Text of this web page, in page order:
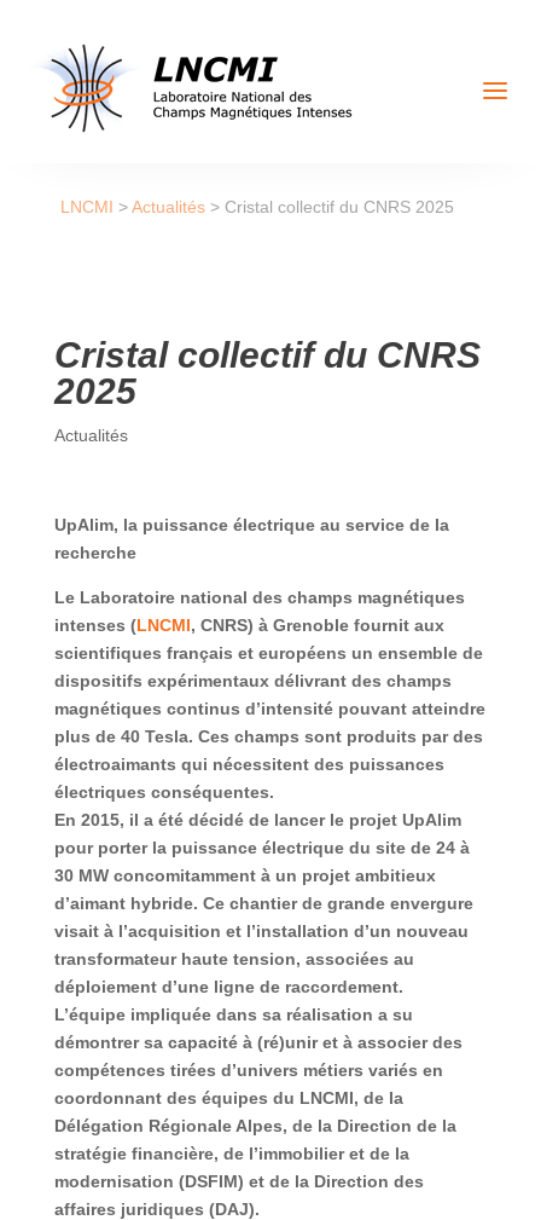
a
LNCMI >Actualités> Cristal collectif du CNRS 2025
Cristal collectif du CNRS
2025
Actualités
UpAlim, la puissance électrique au service de la
recherche
Le Laboratoire national des champs magnétiques
intenses (LNCMI, CNRS) à Grenoble fournit aux
scientifiques français et européens un ensemble de
dispositifs expérimentaux délivrant des champs
magnétiques continus d’intensité pouvant atteindre
plus de 40 Tesla. Ces champs sont produits par des
électroaimants qui nécessitent des puissances
électriques conséquentes.
En 2015, il a été décidé de lancer le projet UpAlim
pour porter la puissance électrique du site de 24 à
30 MW concomitamment à un projet ambitieux
d’aimant hybride. Ce chantier de grande envergure
visait à l’acquisition et l’installation d’un nouveau
transformateur haute tension, associées au
déploiement d’une ligne de raccordement.
L’équipe impliquée dans sa réalisation a su
démontrer sa capacité à (ré)unir et à associer des
compétences tirées d’univers métiers variés en
coordonnant des équipes du LNCMI, de la
Délégation Régionale Alpes, de la Direction de la
stratégie financière, de l’immobilier et de la
modernisation (DSFIM) et de la Direction des
affaires juridiques (DAJ).